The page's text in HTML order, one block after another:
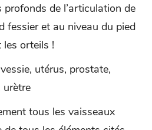
de l’articulation de
fessier et au niveau du pied
les orteils !
utérus, prostate,
urètre
tous les vaisseaux